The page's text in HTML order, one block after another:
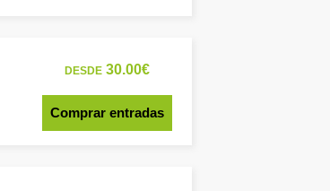
DESDE30.00€
Comprar entradas